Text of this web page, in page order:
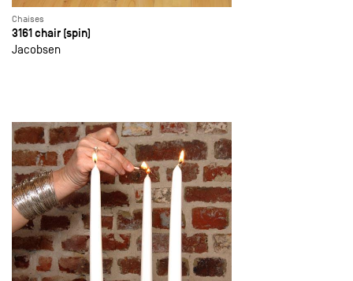
Chaises
3161 chair (spin)
Jacobsen